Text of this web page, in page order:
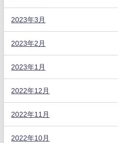
2023年3月
2023年2月
2023年1月
2022年12月
2022年11月
2022年10月